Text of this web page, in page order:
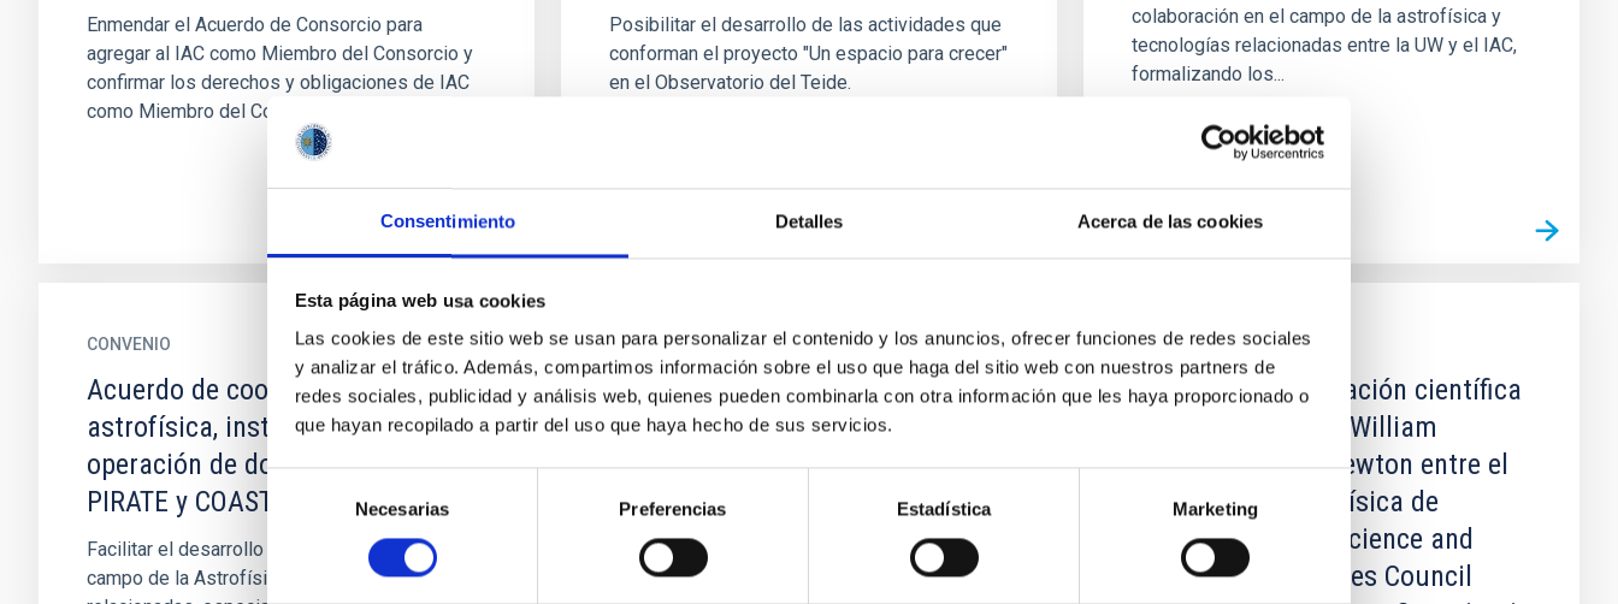
Consentimiento Detalles Acerca de las cookies
Esta página web usa cookies
Las cookies de este sitio web se usan para personalizar el contenido y los anuncios, ofrecer funciones de redes sociales
y analizar el tráfico. Además, compartimos información sobre el uso que haga del sitio web con nuestros partners de
redes sociales, publicidad y análisis web, quienes pueden combinarla con otra información que les haya proporcionado o
que hayan recopilado a partir del uso que haya hecho de sus servicios.
Selección
de
consentimiento
Necesarias Preferencias Estadística Marketing
Enmendar el Acuerdo de Consorcio para
agregar al IAC como Miembro del Consorcio y
confirmar los derechos y obligaciones de IAC
como Miembro del Consorcio
Posibilitar el desarrollo de las actividades que
conforman el proyecto "Un espacio para crecer"
en el Observatorio del Teide.
colaboración en el campo de la astrofísica y
tecnologías relacionadas entre la UW y el IAC,
formalizando los...
CONVENIO
Acuerdo de cooperación en
astrofísica, instalación y
operación de dos telescopios
PIRATE y COAST
Facilitar el desarrollo de la cooperación en el
campo de la Astrofísica y tecnologías
CONVENIO
Acuerdo de cooperación entre el
Instituto de Astrofísica de
Canarias y la Université de Mons
El acuerdo establece el marco de actuación
común entre las partes. El objetivo es
promover el intercambio de personal,
experiencias y proyectos en el ámbito de...
CONVENIO
Acuerdo de explotación científica
de los telescopios William
Herschele Isaac Newton entre el
Instituto de Astrofísica de
Canarias (IAC), elScience and
Technology Facilities Council